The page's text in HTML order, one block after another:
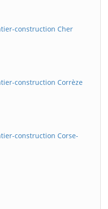
construction Cher
construction Corrèze
construction Corse-